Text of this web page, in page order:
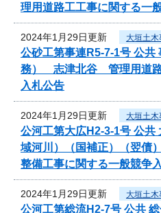
理用道路工工事に関する一
2024年1月29日更新 大垣土
公砂工第事連R5-7-1号 公共
務） 志津北谷 管理用道路
入札公告
2024年1月29日更新 大垣土
公河工第大広H2-3-1号 公共
域河川）（国補正）（翌
整備工事に関する一般競争
2024年1月29日更新 大垣土
公河工第総流H2-7号 公共